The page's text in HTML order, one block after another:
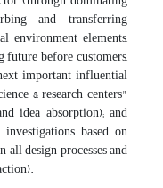
and transferring
environment elements,
before customers,
important influential
& research centers"
idea absorption); and
based on
design processes and